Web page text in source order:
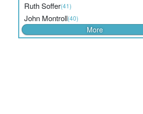
Ruth Soffer(41)
John Montroll(40)
More